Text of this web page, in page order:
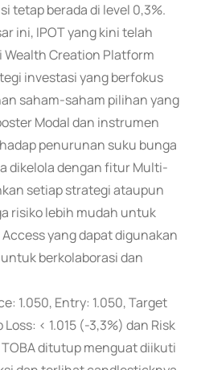
tetap berada di level 0,3%.
ini, IPOT yang kini telah
Creation Platform
investasi yang berfokus
saham-saham pilihan yang
Modal dan instrumen
penurunan suku bunga
dikelola dengan fitur Multi-
setiap strategi ataupun
risiko lebih mudah untuk
yang dapat digunakan
berkolaborasi dan
1.050, Entry: 1.050, Target
< 1.015 (-3,3%) dan Risk
ditutup menguat diikuti